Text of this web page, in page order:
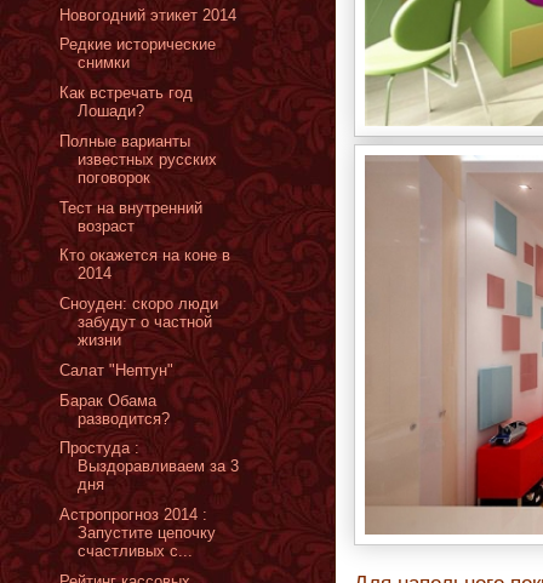
Новогодний этикет 2014
Редкие исторические
снимки
Как встречать год
Лошади?
Полные варианты
известных русских
поговорок
Тест на внутренний
возраст
Кто окажется на коне в
2014
Сноуден: скоро люди
забудут о частной
жизни
Салат "Нептун"
Барак Обама
разводится?
Простуда :
Выздоравливаем за 3
дня
Астропрогноз 2014 :
Запустите цепочку
счастливых с...